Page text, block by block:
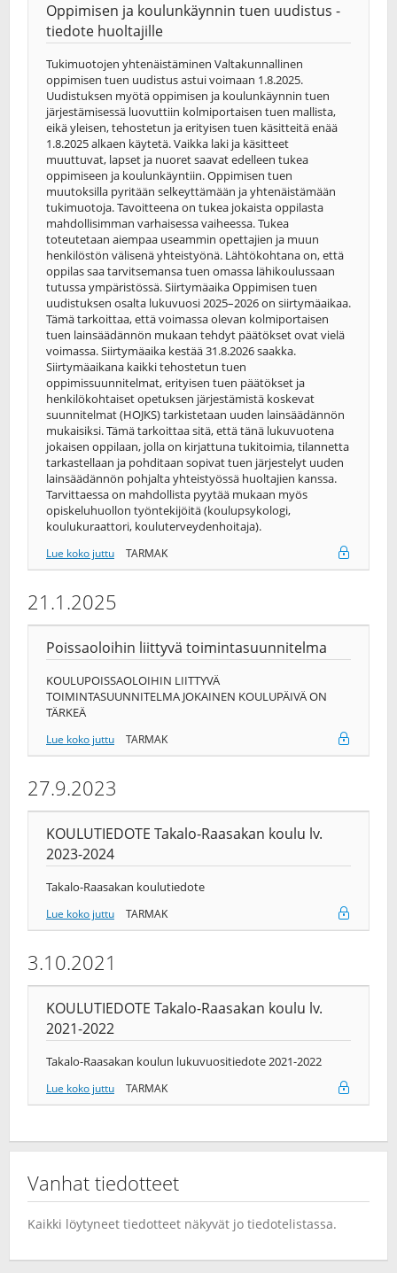
Oppimisen ja koulunkäynnin tuen uudistus -
tiedote huoltajille
Tukimuotojen yhtenäistäminen Valtakunnallinen
oppimisen tuen uudistus astui voimaan 1.8.2025.
Uudistuksen myötä oppimisen ja koulunkäynnin tuen
järjestämisessä luovuttiin kolmiportaisen tuen mallista,
eikä yleisen, tehostetun ja erityisen tuen käsitteitä enää
1.8.2025 alkaen käytetä. Vaikka laki ja käsitteet
muuttuvat, lapset ja nuoret saavat edelleen tukea
oppimiseen ja koulunkäyntiin. Oppimisen tuen
muutoksilla pyritään selkeyttämään ja yhtenäistämään
tukimuotoja. Tavoitteena on tukea jokaista oppilasta
mahdollisimman varhaisessa vaiheessa. Tukea
toteutetaan aiempaa useammin opettajien ja muun
henkilöstön välisenä yhteistyönä. Lähtökohtana on, että
oppilas saa tarvitsemansa tuen omassa lähikoulussaan
tutussa ympäristössä. Siirtymäaika Oppimisen tuen
uudistuksen osalta lukuvuosi 2025–2026 on siirtymäaikaa.
Tämä tarkoittaa, että voimassa olevan kolmiportaisen
tuen lainsäädännön mukaan tehdyt päätökset ovat vielä
voimassa. Siirtymäaika kestää 31.8.2026 saakka.
Siirtymäaikana kaikki tehostetun tuen
oppimissuunnitelmat, erityisen tuen päätökset ja
henkilökohtaiset opetuksen järjestämistä koskevat
suunnitelmat (HOJKS) tarkistetaan uuden lainsäädännön
mukaisiksi. Tämä tarkoittaa sitä, että tänä lukuvuotena
jokaisen oppilaan, jolla on kirjattuna tukitoimia, tilannetta
tarkastellaan ja pohditaan sopivat tuen järjestelyt uuden
lainsäädännön pohjalta yhteistyössä huoltajien kanssa.
Tarvittaessa on mahdollista pyytää mukaan myös
opiskeluhuollon työntekijöitä (koulupsykologi,
koulukuraattori, kouluterveydenhoitaja).
Lue koko juttu TARMAK
21.1.2025
Poissaoloihin liittyvä toimintasuunnitelma
KOULUPOISSAOLOIHIN LIITTYVÄ
TOIMINTASUUNNITELMA JOKAINEN KOULUPÄIVÄ ON
TÄRKEÄ
Lue koko juttu TARMAK
27.9.2023
KOULUTIEDOTE Takalo-Raasakan koulu lv.
2023-2024
Takalo-Raasakan koulutiedote
Lue koko juttu TARMAK
3.10.2021
KOULUTIEDOTE Takalo-Raasakan koulu lv.
2021-2022
Takalo-Raasakan koulun lukuvuositiedote 2021-2022
Lue koko juttu TARMAK
Vanhat tiedotteet
Kaikki löytyneet tiedotteet näkyvät jo tiedotelistassa.